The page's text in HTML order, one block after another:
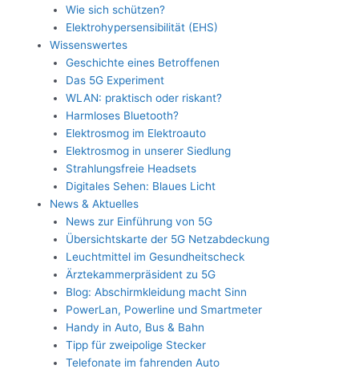
Wie sich schützen?
Elektrohypersensibilität (EHS)
Wissenswertes
Geschichte eines Betroffenen
Das 5G Experiment
WLAN: praktisch oder riskant?
Harmloses Bluetooth?
Elektrosmog im Elektroauto
Elektrosmog in unserer Siedlung
Strahlungsfreie Headsets
Digitales Sehen: Blaues Licht
News & Aktuelles
News zur Einführung von 5G
Übersichtskarte der 5G Netzabdeckung
Leuchtmittel im Gesundheitscheck
Ärztekammerpräsident zu 5G
Blog: Abschirmkleidung macht Sinn
PowerLan, Powerline und Smartmeter
Handy in Auto, Bus & Bahn
Tipp für zweipolige Stecker
Telefonate im fahrenden Auto